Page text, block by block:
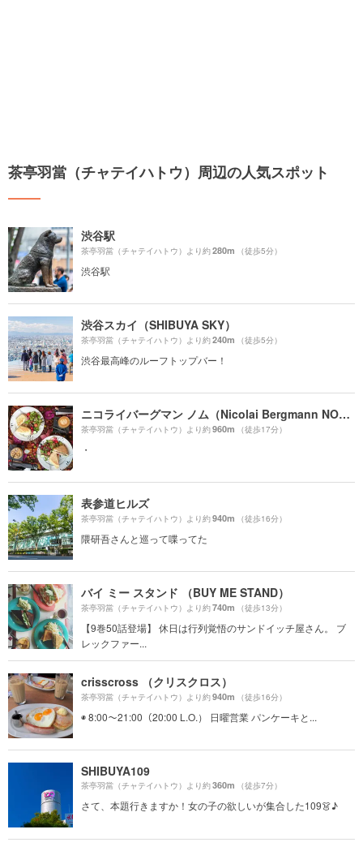
茶亭羽當（チャテイハトウ）周辺の人気スポット
渋谷駅
茶亭羽當（チャテイハトウ）より約280m （徒歩5分）
渋谷駅
渋谷スカイ（SHIBUYA SKY）
茶亭羽當（チャテイハトウ）より約240m （徒歩5分）
渋谷最高峰のルーフトップバー！
ニコライバーグマン ノム（Nicolai Bergmann NOMU ）
茶亭羽當（チャテイハトウ）より約960m （徒歩17分）
・
表参道ヒルズ
茶亭羽當（チャテイハトウ）より約940m （徒歩16分）
隈研吾さんと巡って喋ってた
バイ ミー スタンド （BUY ME STAND）
茶亭羽當（チャテイハトウ）より約740m （徒歩13分）
【9巻50話登場】 休日は行列覚悟のサンドイッチ屋さん。 ブ
レックファー...
crisscross （クリスクロス）
茶亭羽當（チャテイハトウ）より約940m （徒歩16分）
◉ 8:00〜21:00（20:00 L.O.） 日曜営業 パンケーキと...
SHIBUYA109
茶亭羽當（チャテイハトウ）より約360m （徒歩7分）
さて、本題行きますか！女の子の欲しいが集合した109👗♪